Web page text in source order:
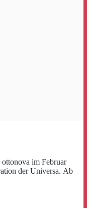
im Februar
der Universa. Ab